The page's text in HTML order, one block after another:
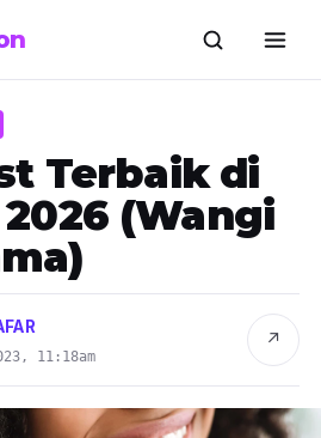
Terbaik di
(Wangi
11:18am
↗